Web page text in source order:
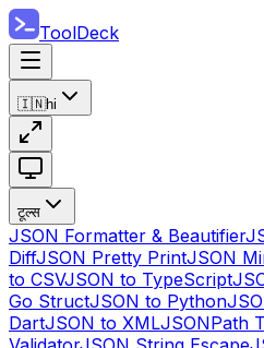
ToolDeck
🇮🇳hi
टूल्स
JSON Formatter & Beautifier
DiffJSON Pretty PrintJSON
to CSVJSON to TypeScript
Go StructJSON to Python
DartJSON to XMLJSONPath